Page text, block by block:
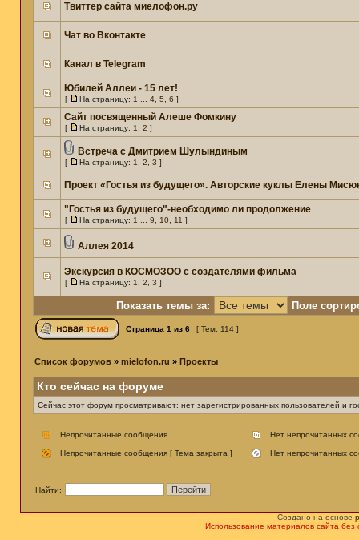
Твиттер сайта миелофон.ру
Чат во Вконтакте
Канал в Telegram
Юбилей Аллеи - 15 лет!
[ На страницу: 1 4 5 6 ]
Сайт посвященный Алеше Фомкину
[ На страницу: 1 2 ]
Встреча с Дмитрием Шулындиным
[ На страницу: 1 2 3 ]
Проект «Гостья из будущего». Авторские куклы Елены
"Гостья из будущего"-необходимо ли продолжение
[ На страницу: 1 9 10 11 ]
Аллея 2014
Экскурсия в КОСМОЗОО с создателями фильма
[ На страницу: 1 2 3 ]
Показать темы за: Поле
Страница 1 из 6 [ Тем: 114 ]
Список форумов » mielofon.ru » Проекты
Кто сейчас на форуме
Сейчас этот форум просматривают: нет зарегистрированных пользователей и
Непрочитанные сообщения Нет непрочитанных
Непрочитанные сообщения [ Тема закрыта ] Нет непрочитанных
Найти:
Создано на основе
Использование материалов сайта